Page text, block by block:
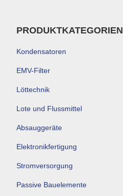
PRODUKTKATEGORIEN
Kondensatoren
EMV-Filter
Löttechnik
Lote und Flussmittel
Absauggeräte
Elektronikfertigung
Stromversorgung
Passive Bauelemente